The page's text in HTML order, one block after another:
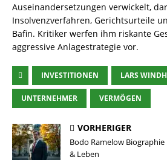
Auseinandersetzungen verwickelt,
Insolvenzverfahren, Gerichtsurteile
Bafin. Kritiker werfen ihm riskante
aggressive Anlagestrategie vor.
INVESTITIONEN LARS
UNTERNEHMER VERMÖGEN
VORHERIGER
Bodo Ramelow
& Leben